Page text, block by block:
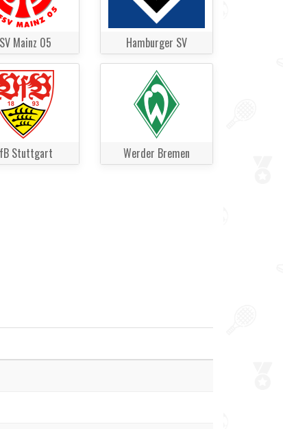
Mainz 05 Hamburger SV
Stuttgart Werder Bremen